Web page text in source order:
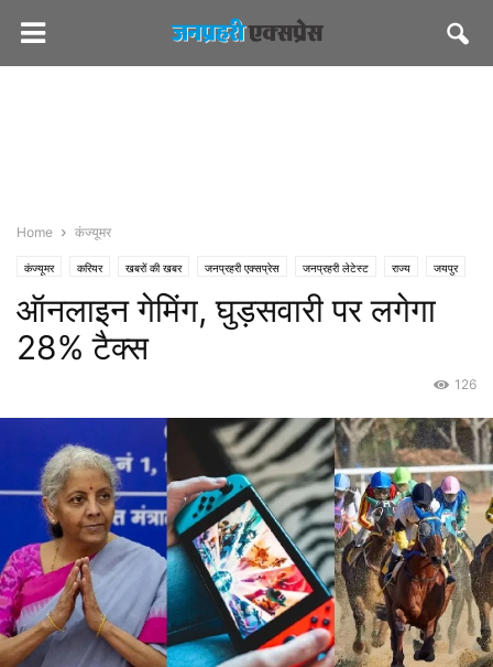
Home कंज्यूमर
कंज्यूमर करियर खबरों की खबर जनप्रहरी एक्सप्रेस जनप्रहरी लेटेस्ट राज्य जयपुर
मस्त खबर
ऑनलाइन गेमिंग, घुड़सवारी पर लगेगा
28% टैक्स
126